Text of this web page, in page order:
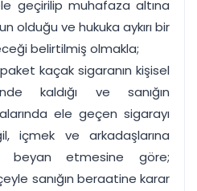
geçirilip muhafaza altına
olduğu ve hukuka aykırı bir
belirtilmiş olmakla;
kaçak sigaranın kişisel
kaldığı ve sanığın
ele geçen sigarayı
içmek ve arkadaşlarına
beyan etmesine göre;
sanığın beraatine karar